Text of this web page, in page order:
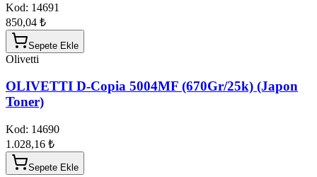
Kod: 14691
850,04 ₺
Sepete Ekle
Olivetti
OLIVETTI D-Copia 5004MF (670Gr/25k) (Japon
Toner)
Kod: 14690
1.028,16 ₺
Sepete Ekle